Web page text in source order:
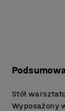
Stół
Wyposażony